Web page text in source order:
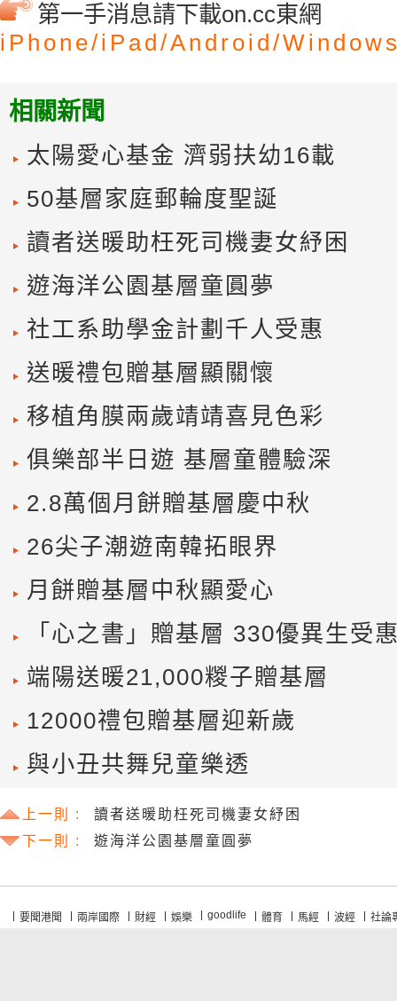
第一手消息請下載on.cc東網
iPhone/iPad/Android/
相關新聞
太陽愛心基金 濟弱扶幼16載
50基層家庭郵輪度聖誕
讀者送暖助枉死司機妻女紓困
遊海洋公園基層童圓夢
社工系助學金計劃千人受惠
送暖禮包贈基層顯關懷
移植角膜兩歲靖靖喜見色彩
俱樂部半日遊 基層童體驗深
2.8萬個月餅贈基層慶中秋
26尖子潮遊南韓拓眼界
月餅贈基層中秋顯愛心
「心之書」贈基層 330優異生受
端陽送暖21,000糉子贈基層
12000禮包贈基層迎新歲
與小丑共舞兒童樂透
上一則 :
讀者送暖助枉死司機妻女紓困
下一則 :
遊海洋公園基層童圓夢
要聞港聞 兩岸國際 財經 娛樂 goodlife 體育 馬經 波經 社論